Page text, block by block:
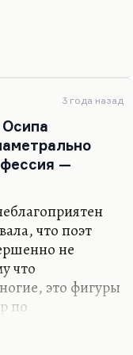
— в данном
не мерой, а
тактика.
садились за
родине. Были и
3 года назад
—
что поэт
не
что
это фигуры
по